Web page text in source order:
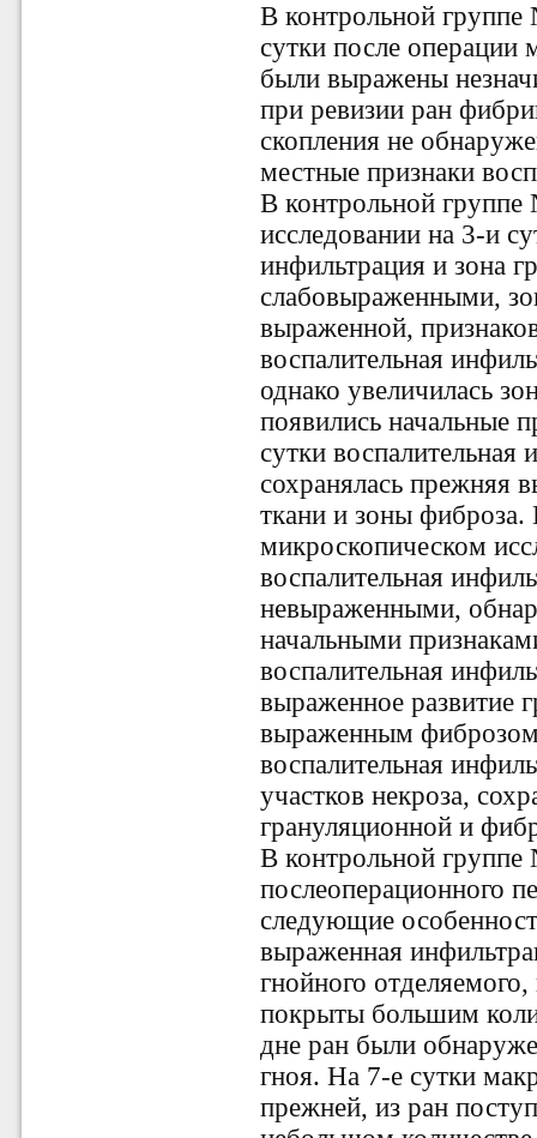
В контрольной
сутки после операции
были выражены
при ревизии ран
скопления не
местные признаки
В контрольной
исследовании на 3-и
инфильтрация и зона
слабовыраженными,
выраженной,
воспалительная
однако увеличилась
появились начальные
сутки
сохранялась прежняя
ткани и зоны
микроскопическом
воспалительная
невыраженными,
начальными
воспалительная
выраженное развитие
выраженным
воспалительная
участков некроза,
грануляционной и
В контрольной
послеоперационного
следующие
выраженная
гнойного
покрыты большим
дне ран были
гноя. На 7-е сутки
прежней, из ран